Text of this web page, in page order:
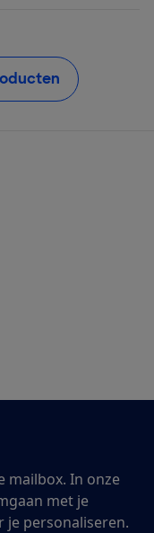
mailbox. In onze
met je
je personaliseren.